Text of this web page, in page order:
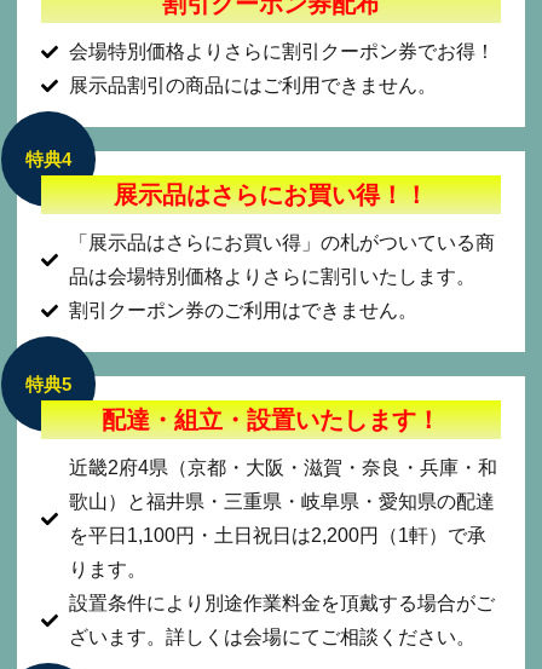
会場特別価格よりさらに割引クーポン券でお得！
展示品割引の商品にはご利用できません。
展示品はさらにお買い得！！
特典4
「展示品はさらにお買い得」の札がついている商
品は会場特別価格よりさらに割引いたします。
割引クーポン券のご利用はできません。
配達・組立・設置いたします！
特典5
近畿2府4県（京都・大阪・滋賀・奈良・兵庫・和
歌山）と福井県・三重県・岐阜県・愛知県の配達
を平日1,100円・土日祝日は2,200円（1軒）で承
ります。
設置条件により別途作業料金を頂戴する場合がご
ざいます。詳しくは会場にてご相談ください。